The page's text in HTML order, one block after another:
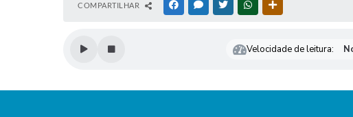
COMPARTILHAR FACEBOOKMESSENGER
TWITTERWHATSAPP
Velocidade de leitura: